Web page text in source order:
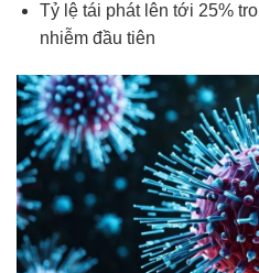
Tỷ lệ tái phát lên tới 25%
nhiễm đầu tiên